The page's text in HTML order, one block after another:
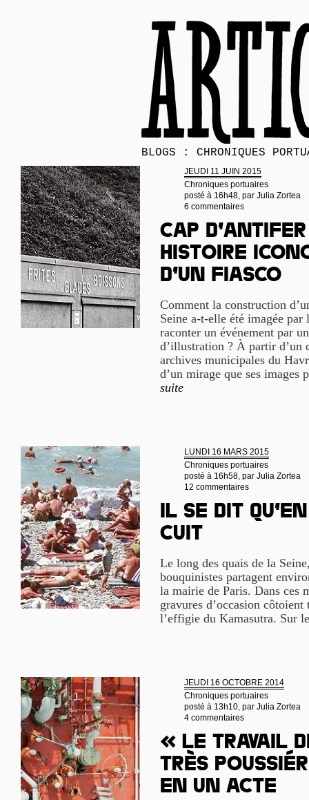
BLOGS : CHRONIQUES
JEUDI 11 JUIN 2015
Chroniques portuaires
posté à 16h48, par Julia Zortea
6 commentaires
Cap
histoire
d’un fiasco
Comment la construction
Seine a-t-elle été imagée par
raconter un événement par
d’illustration ? À partir d’un
archives municipales du
d’un mirage que ses images
suite
LUNDI 16 MARS 2015
Chroniques portuaires
posté à 16h58, par Julia Zortea
12 commentaires
Il se dit
cuit
Le long des quais de la
bouquinistes partagent
la mairie de Paris. Dans ces
gravures d’occasion
l’effigie du Kamasutra. Sur
JEUDI 16 OCTOBRE 2014
Chroniques portuaires
posté à 13h10, par Julia Zortea
4 commentaires
« Le travail
très
en un acte